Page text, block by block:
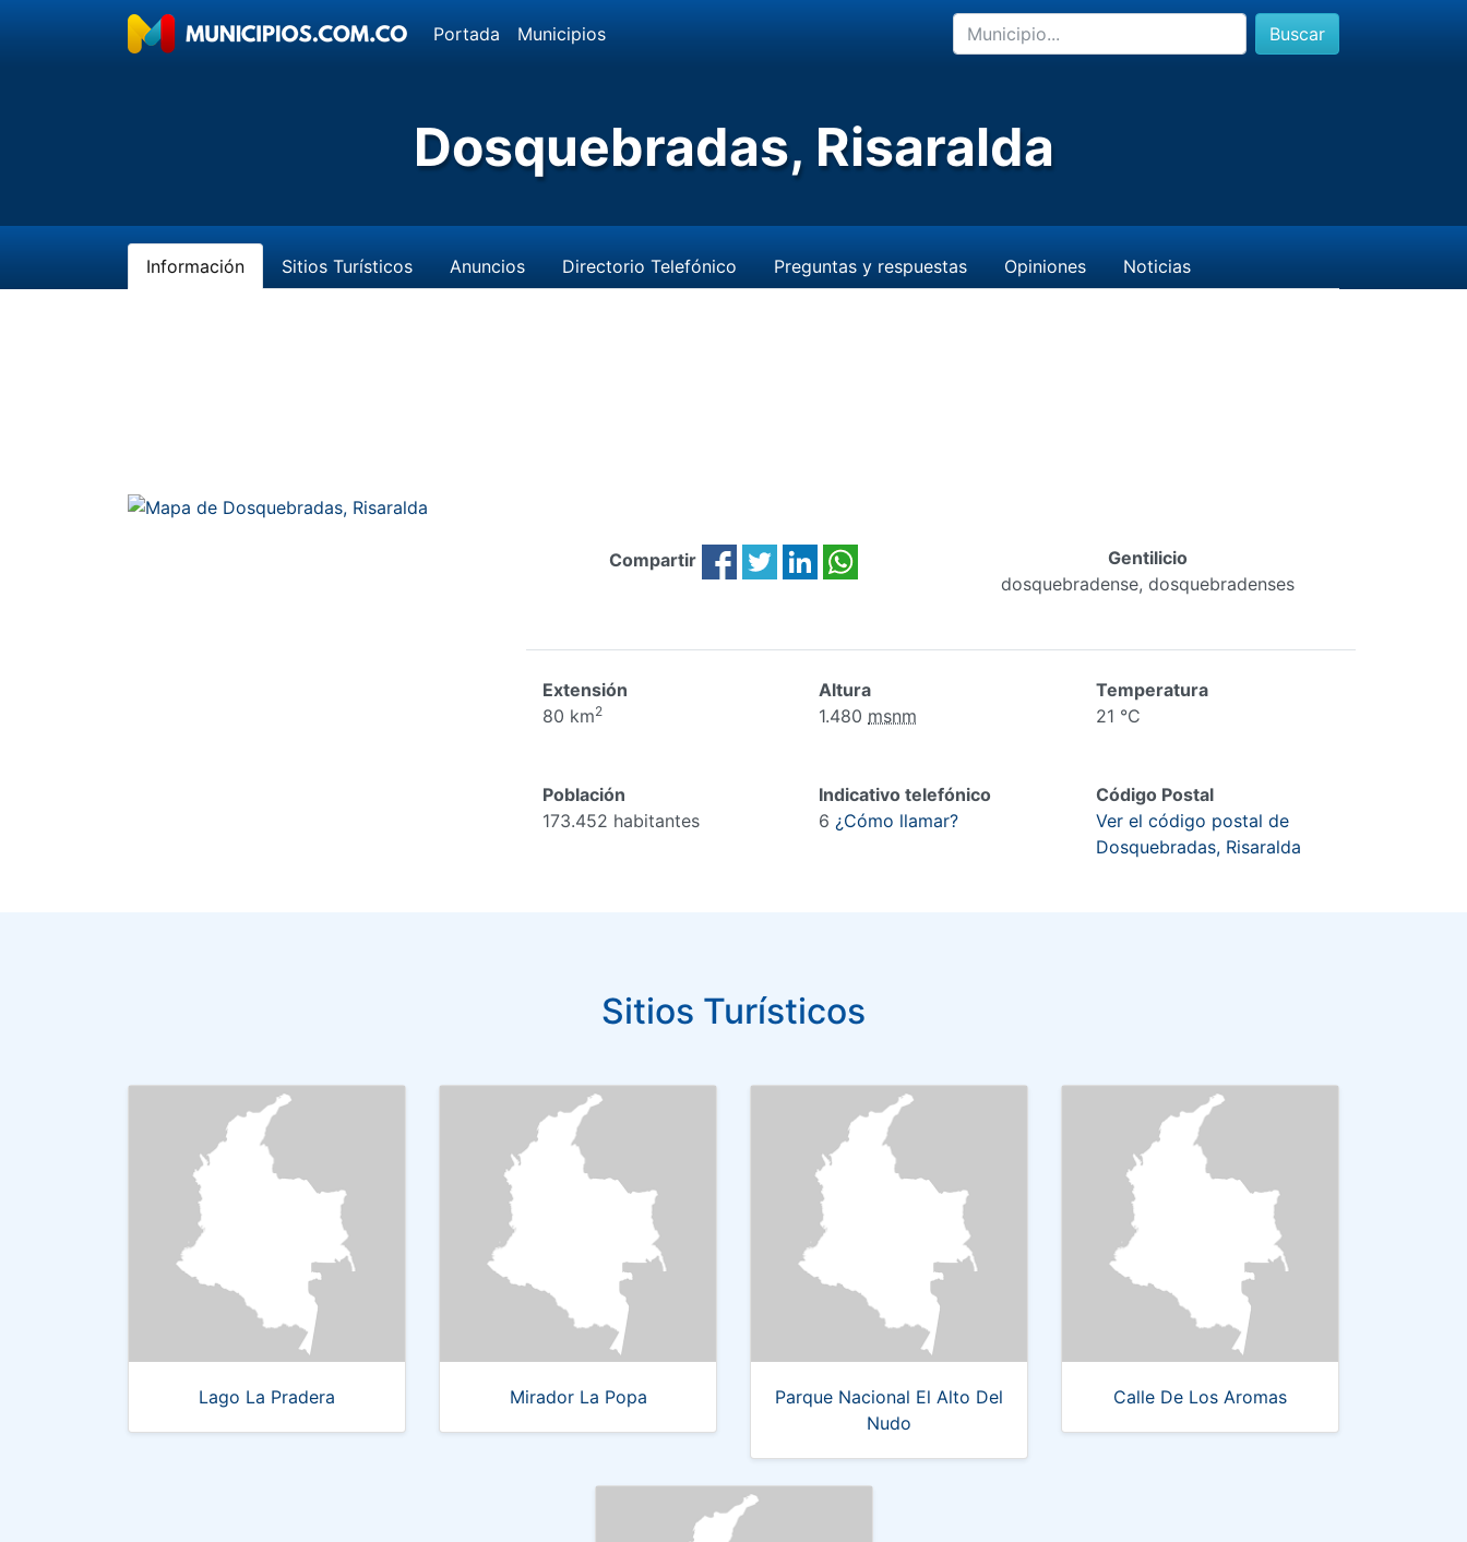
Portada Municipios Buscar
Dosquebradas, Risaralda
Información Sitios Turísticos Anuncios Directorio Telefónico Preguntas y respuestas Opiniones Noticias
Compartir
Gentilicio
dosquebradense, dosquebradenses
Extensión
80 km2
Altura
1.480 msnm
Temperatura
21 °C
Población
173.452 habitantes
Indicativo telefónico
6 ¿Cómo llamar?
Código Postal
Ver el código postal de
Dosquebradas, Risaralda
Sitios Turísticos
Lago La Pradera Mirador La Popa
Parque Nacional El Alto Del
Nudo
Calle De Los Aromas